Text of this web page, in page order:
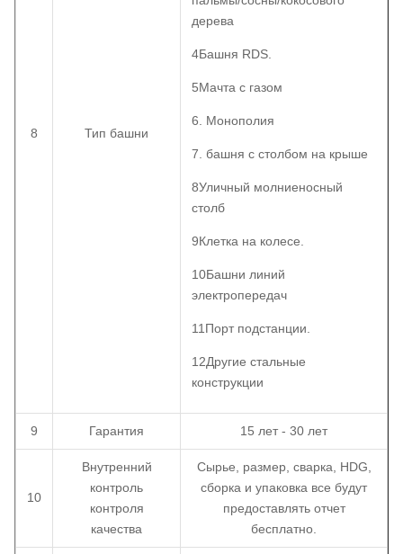
8 Тип башни
дерева
4Башня RDS.
5Мачта с газом
6. Монополия
7. башня с столбом на крыше
8Уличный молниеносный
столб
9Клетка на колесе.
10Башни линий
электропередач
11Порт подстанции.
12Другие стальные
конструкции
9 Гарантия 15 лет - 30 лет
10
Внутренний
контроль
контроля
качества
Сырье, размер, сварка, HDG,
сборка и упаковка все будут
предоставлять отчет
бесплатно.